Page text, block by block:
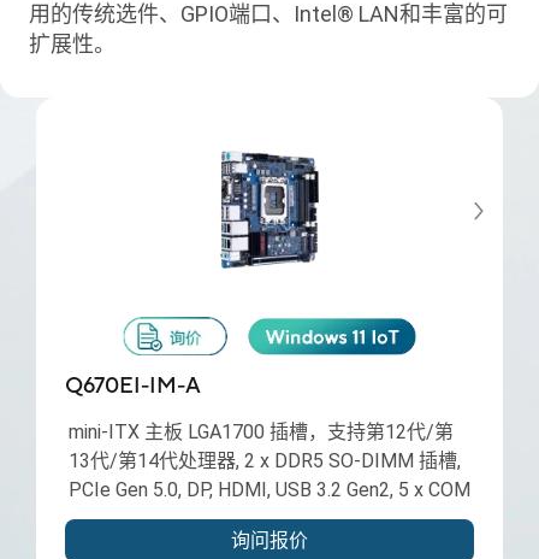
用的传统选件、GPIO端口、Intel® LAN和丰富的可
扩展性。
Q670EI-IM-A
mini-ITX 主板 LGA1700 插槽，支持第12代/第
13代/第14代处理器, 2 x DDR5 SO-DIMM 插槽,
PCIe Gen 5.0, DP, HDMI, USB 3.2 Gen2, 5 x COM
询问报价